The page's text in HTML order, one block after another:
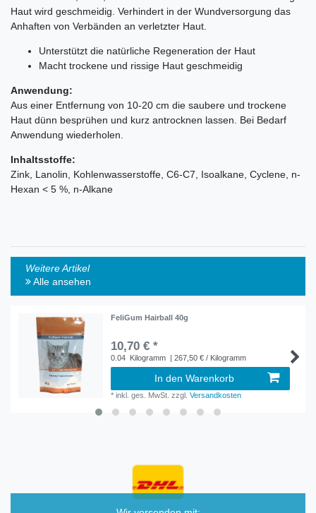
Haut wird geschmeidig. Verhindert in der Wundversorgung das
Anhaften von Verbänden an verletzter Haut.
Unterstützt die natürliche Regeneration der Haut
Macht trockene und rissige Haut geschmeidig
Anwendung:
Aus einer Entfernung von 10-20 cm die saubere und trockene
Haut dünn besprühen und kurz antrocknen lassen. Bei Bedarf
Anwendung wiederholen.
Inhaltsstoffe:
Zink, Lanolin, Kohlenwasserstoffe, C6-C7, Isoalkane, Cyclene, n-
Hexan < 5 %, n-Alkane
Weitere Artikel
Alle ansehen
FeliGum Hairball 40g
10,70 € *
0.04 Kilogramm | 267,50 € / Kilogramm
In den Warenkorb
*inkl. ges. MwSt. zzgl.Versandkosten